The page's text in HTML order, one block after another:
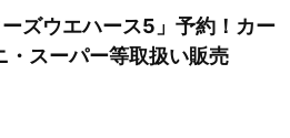
ーズウエハース5」予約！カー
・スーパー等取扱い販売